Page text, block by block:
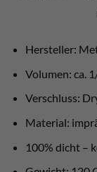
€
Hersteller:
Volumen: ca.
Verschluss:
Material:
100% dicht –